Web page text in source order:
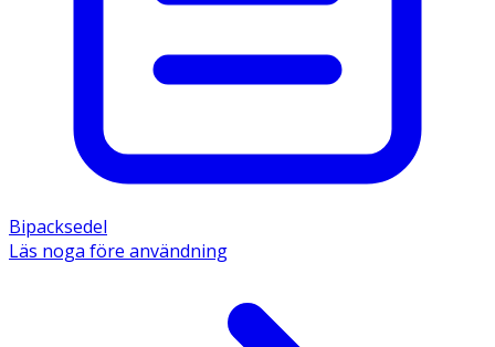
Bipacksedel
Läs noga före användning